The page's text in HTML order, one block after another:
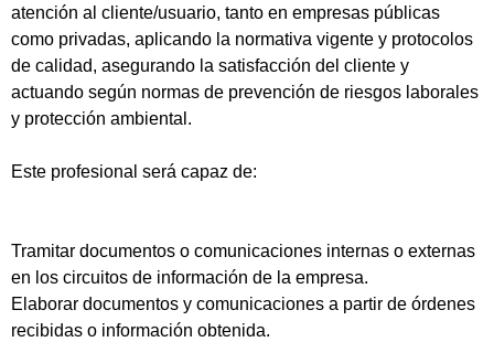
atención al cliente/usuario, tanto en empresas públicas
como privadas, aplicando la normativa vigente y protocolos
de calidad, asegurando la satisfacción del cliente y
actuando según normas de prevención de riesgos laborales
y protección ambiental.
Este profesional será capaz de:
Tramitar documentos o comunicaciones internas o externas
en los circuitos de información de la empresa.
Elaborar documentos y comunicaciones a partir de órdenes
recibidas o información obtenida.